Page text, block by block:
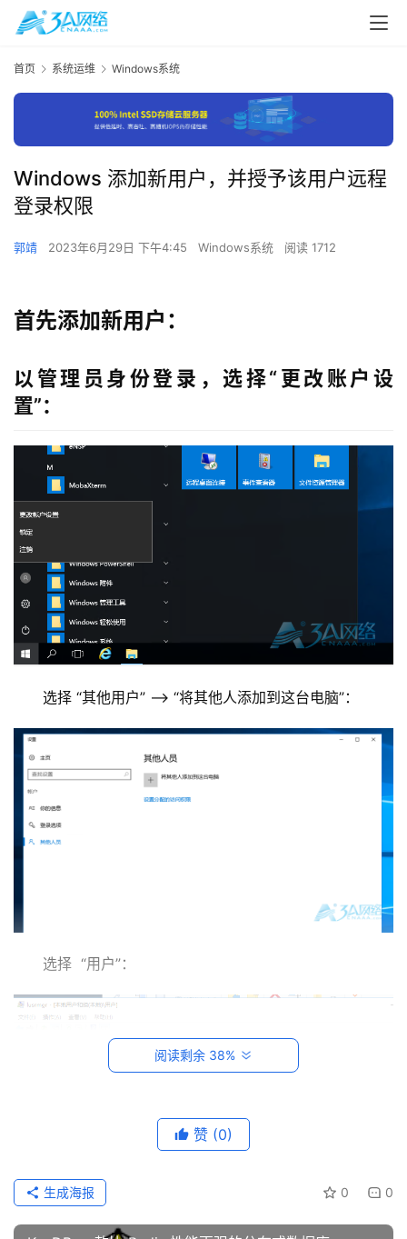
施
运
维
系
运
维
网
络
首页 系统运维 Windows系统
Windows 添加新用户，并授予该用户远程
登录权限
郭靖 2023年6月29日 下午4:45 Windows系统 阅读 1712
首先添加新用户：
以管理员身份登录，选择“更改账户设
置”：
选择 “其他用户” –> “将其他人添加到这台电脑”：
选择  “用户”：
阅读剩余 38%
赞 (0)
0 0
生成海报